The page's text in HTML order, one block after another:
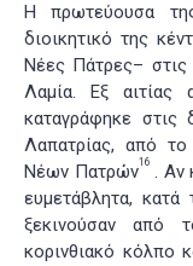
Η πρωτεύουσα
διοικητικό της
Νέες Πάτρες– στις
Λαμία. Εξ αιτίας
καταγράφηκε στις
Λαπατρίας, από το
Νέων Πατρών16 . Αν
ευμετάβλητα,
ξεκινούσαν από
κορινθιακό κόλπο